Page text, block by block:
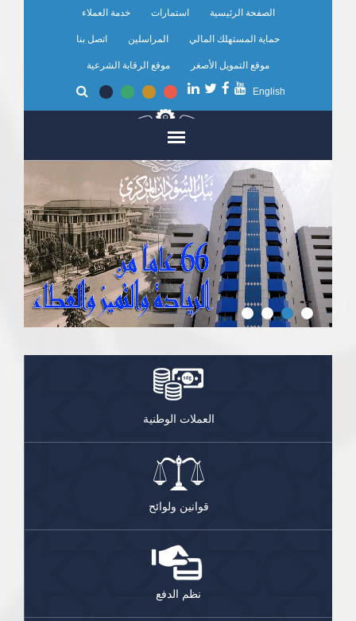
الصفحة الرئيسية استمارات خدمة العملاء
حماية المستهلك المالي المراسلين اتصل بنا
موقع التمويل الأصغر موقع الرقابة الشرعية
English
العملات الوطنية
قوانين ولوائح
نظم الدفع